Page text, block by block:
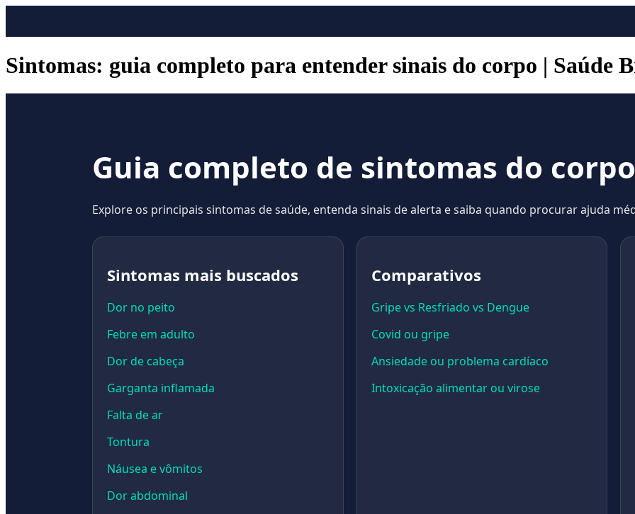
Sintomas: guia completo para entender sinais do corpo | Saúde
Guia completo de sintomas do
Explore os principais sintomas de saúde, entenda sinais de alerta e saiba quando procurar ajuda
Sintomas mais buscados
Dor no peito
Febre em adulto
Dor de cabeça
Garganta inflamada
Falta de ar
Tontura
Náusea e vômitos
Dor abdominal
Comparativos
Gripe vs Resfriado vs Dengue
Covid ou gripe
Ansiedade ou problema cardíaco
Intoxicação alimentar ou virose